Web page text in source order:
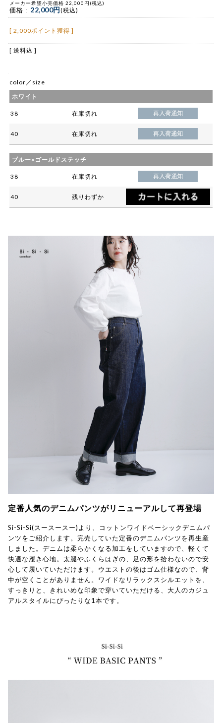
メーカー希望小売価格 22,000円(税込)
価格 : 22,000円(税込)
[ 2,000ポイント獲得 ]
[ 送料込 ]
color／size
ホワイト
38 在庫切れ
40 在庫切れ
ブルー×ゴールドステッチ
38 在庫切れ
40 残りわずか
定番人気のデニムパンツがリニューアルして再登場
Si-Si-Si(スースースー)より、コットンワイドベーシックデニムパ
ンツをご紹介します。完売していた定番のデニムパンツを再生産
しました。デニムは柔らかくなる加工をしていますので、軽くて
快適な履き心地。太腿やふくらはぎの、足の形を拾わないので安
心して履いていただけます。ウエストの後はゴム仕様なので、背
中が空くことがありません。ワイドなリラックスシルエットを、
すっきりと、きれいめな印象で穿いていただける、大人のカジュ
アルスタイルにぴったりな1本です。